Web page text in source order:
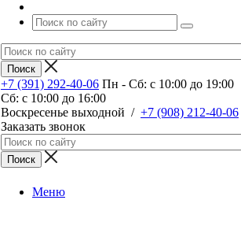
+7 (391) 292-40-06 Пн - Сб: c 10:00 до 19:00
Сб: c 10:00 до 16:00
​Воскресенье выходной / +7 (908) 212-40-06
Заказать звонок
Меню